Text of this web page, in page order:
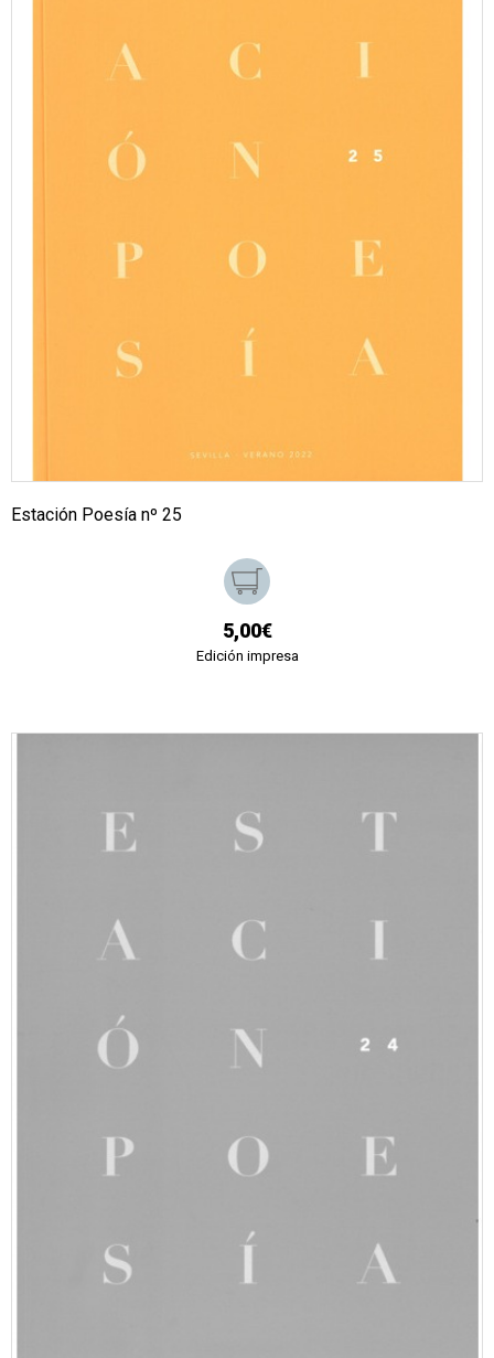
Estación Poesía nº 25
5,00€
Edición impresa